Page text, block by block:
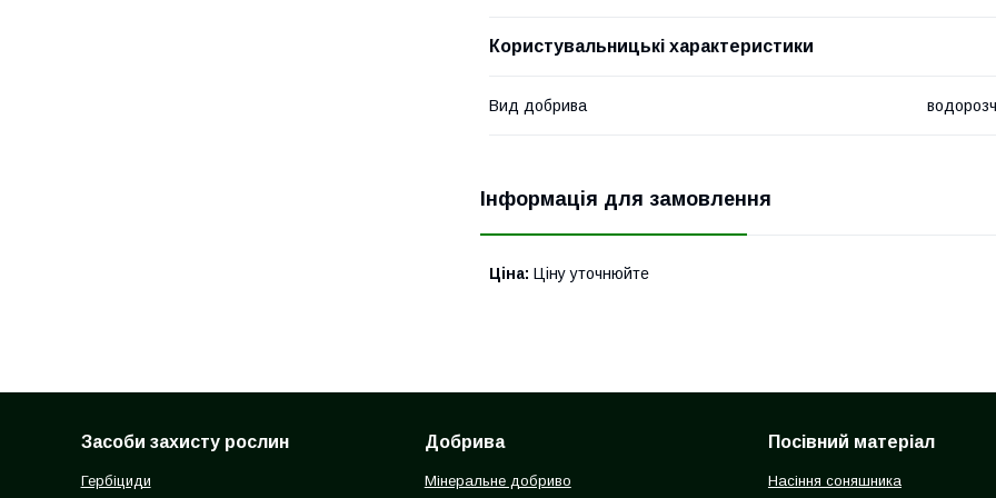
Користувальницькі характеристики
Вид добрива
Інформація для замовлення
Ціна: Ціну уточнюйте
Засоби захисту рослин
Гербіциди
Добрива
Мінеральне добриво
Посівний матеріал
Насіння соняшника